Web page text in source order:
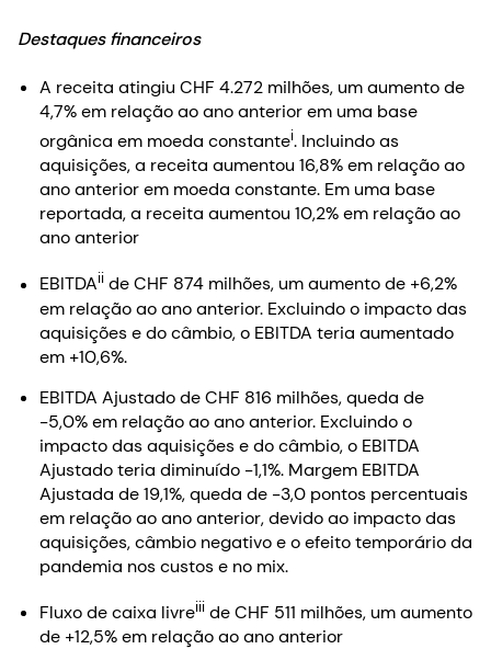
Destaques financeiros
A receita atingiu CHF 4.272 milhões, um aumento de
4,7% em relação ao ano anterior em uma base
orgânica em moeda constantei. Incluindo as
aquisições, a receita aumentou 16,8% em relação ao
ano anterior em moeda constante. Em uma base
reportada, a receita aumentou 10,2% em relação ao
ano anterior
EBITDAii de CHF 874 milhões, um aumento de +6,2%
em relação ao ano anterior. Excluindo o impacto das
aquisições e do câmbio, o EBITDA teria aumentado
em +10,6%.
EBITDA Ajustado de CHF 816 milhões, queda de
-5,0% em relação ao ano anterior. Excluindo o
impacto das aquisições e do câmbio, o EBITDA
Ajustado teria diminuído -1,1%. Margem EBITDA
Ajustada de 19,1%, queda de -3,0 pontos percentuais
em relação ao ano anterior, devido ao impacto das
aquisições, câmbio negativo e o efeito temporário da
pandemia nos custos e no mix.
Fluxo de caixa livreiii de CHF 511 milhões, um aumento
de +12,5% em relação ao ano anterior